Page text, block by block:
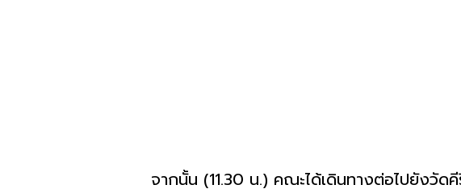
จากนั้น (11.30 น.) คณะได้เดินทางต่อไปยังวั